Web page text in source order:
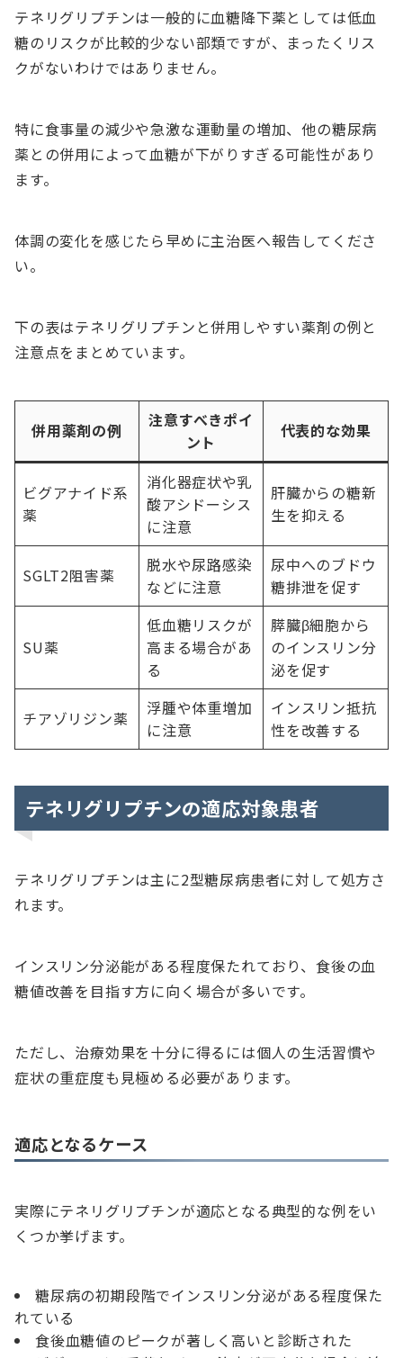
テネリグリプチンは一般的に血糖降下薬としては低血
糖のリスクが比較的少ない部類ですが、まったくリス
クがないわけではありません。
特に食事量の減少や急激な運動量の増加、他の糖尿病
薬との併用によって血糖が下がりすぎる可能性があり
ます。
体調の変化を感じたら早めに主治医へ報告してくださ
い。
下の表はテネリグリプチンと併用しやすい薬剤の例と
注意点をまとめています。
併用薬剤の例
注意すべきポイ
ント
代表的な効果
ビグアナイド系
薬
消化器症状や乳
酸アシドーシス
に注意
肝臓からの糖新
生を抑える
SGLT2阻害薬
脱水や尿路感染
などに注意
尿中へのブドウ
糖排泄を促す
SU薬
低血糖リスクが
高まる場合があ
る
膵臓β細胞から
のインスリン分
泌を促す
チアゾリジン薬
浮腫や体重増加
に注意
インスリン抵抗
性を改善する
テネリグリプチンの適応対象患者
テネリグリプチンは主に2型糖尿病患者に対して処方さ
れます。
インスリン分泌能がある程度保たれており、食後の血
糖値改善を目指す方に向く場合が多いです。
ただし、治療効果を十分に得るには個人の生活習慣や
症状の重症度も見極める必要があります。
適応となるケース
実際にテネリグリプチンが適応となる典型的な例をい
くつか挙げます。
糖尿病の初期段階でインスリン分泌がある程度保た
れている
食後血糖値のピークが著しく高いと診断された